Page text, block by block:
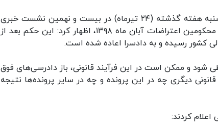
ایسنا: غلامحسین اسماعیلی سخنگوی قوه قضاییه روز سه شنبه هفته گذشته (۲۴ تیرماه) در بیست و نهمین نشست خبری
خود در پاسخ به سئوالی در باره تایید حکم اعدام سه نفر از محکومین اعتراضات آبان ماه ۱۳۹۸، اظهار کرد: این حکم بعد از
کشور رسیده و به دادسرا اعاده شده است.
طی شود و ممکن است در این فرآیند قانونی، باز دادرسی‌های فوق
یا اعمال ماده ۴۷۷ یا هر موجب قانونی دیگری چه در این پرونده و چه در سایر پرونده‌ها نتیجه
کردند: